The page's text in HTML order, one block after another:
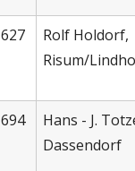
627
Rolf Holdorf,
Risum/
694
Hans - J.
Dassendorf